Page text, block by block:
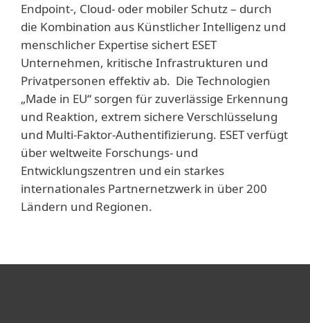
Endpoint-, Cloud- oder mobiler Schutz – durch
die Kombination aus Künstlicher Intelligenz und
menschlicher Expertise sichert ESET
Unternehmen, kritische Infrastrukturen und
Privatpersonen effektiv ab. Die Technologien
„Made in EU“ sorgen für zuverlässige Erkennung
und Reaktion, extrem sichere Verschlüsselung
und Multi-Faktor-Authentifizierung. ESET verfügt
über weltweite Forschungs- und
Entwicklungszentren und ein starkes
internationales Partnernetzwerk in über 200
Ländern und Regionen.